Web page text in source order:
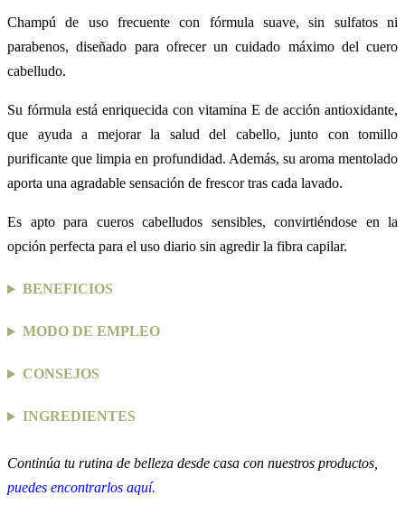
Champú de uso frecuente con fórmula suave, sin sulfatos ni
parabenos, diseñado para ofrecer un cuidado máximo del cuero
cabelludo.
Su fórmula está enriquecida con vitamina E de acción antioxidante,
que ayuda a mejorar la salud del cabello, junto con tomillo
purificante que limpia en profundidad. Además, su aroma mentolado
aporta una agradable sensación de frescor tras cada lavado.
Es apto para cueros cabelludos sensibles, convirtiéndose en la
opción perfecta para el uso diario sin agredir la fibra capilar.
BENEFICIOS
MODO DE EMPLEO
CONSEJOS
INGREDIENTES
Continúa tu rutina de belleza desde casa con nuestros productos,
puedes encontrarlos aquí.